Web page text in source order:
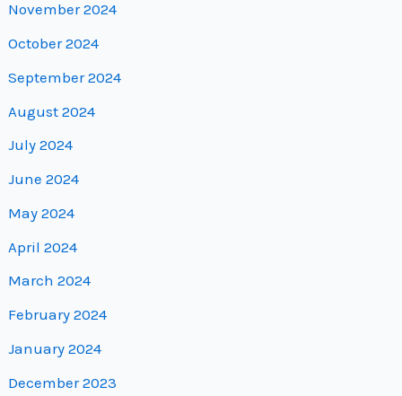
November 2024
October 2024
September 2024
August 2024
July 2024
June 2024
May 2024
April 2024
March 2024
February 2024
January 2024
December 2023